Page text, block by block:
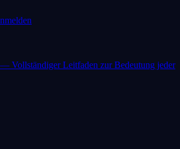
Vollständiger Leitfaden zur Bedeutung jeder